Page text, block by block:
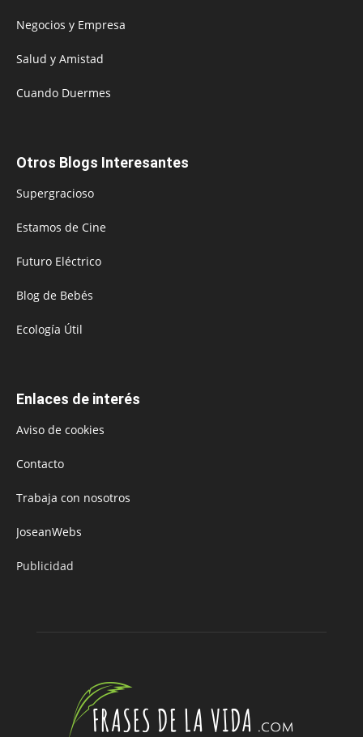
Negocios y Empresa
Salud y Amistad
Cuando Duermes
Otros Blogs Interesantes
Supergracioso
Estamos de Cine
Futuro Eléctrico
Blog de Bebés
Ecología Útil
Enlaces de interés
Aviso de cookies
Contacto
Trabaja con nosotros
JoseanWebs
Publicidad